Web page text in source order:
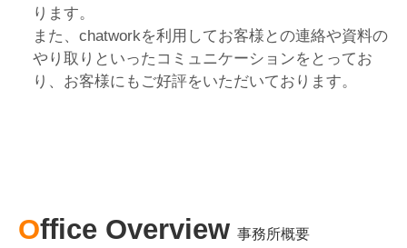
ります。
また、chatworkを利用してお客様との連絡や資料の
やり取りといったコミュニケーションをとってお
り、お客様にもご好評をいただいております。
Office Overview 事務所概要